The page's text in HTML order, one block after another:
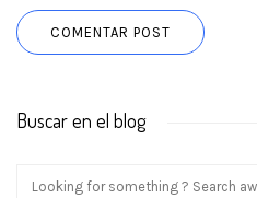
Buscar en el blog